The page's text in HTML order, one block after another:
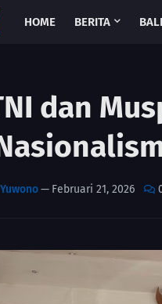
HOME BERITA BALI
dan
— Februari 21, 2026